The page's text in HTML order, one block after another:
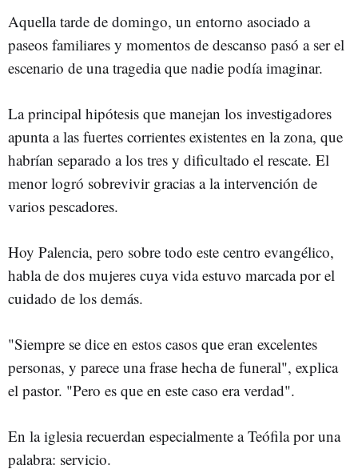
Aquella tarde de domingo, un entorno asociado a
paseos familiares y momentos de descanso pasó a ser el
escenario de una tragedia que nadie podía imaginar.
La principal hipótesis que manejan los investigadores
apunta a las fuertes corrientes existentes en la zona, que
habrían separado a los tres y dificultado el rescate. El
menor logró sobrevivir gracias a la intervención de
varios pescadores.
Hoy Palencia, pero sobre todo este centro evangélico,
habla de dos mujeres cuya vida estuvo marcada por el
cuidado de los demás.
"Siempre se dice en estos casos que eran excelentes
personas, y parece una frase hecha de funeral", explica
el pastor. "Pero es que en este caso era verdad".
En la iglesia recuerdan especialmente a Teófila por una
palabra: servicio.